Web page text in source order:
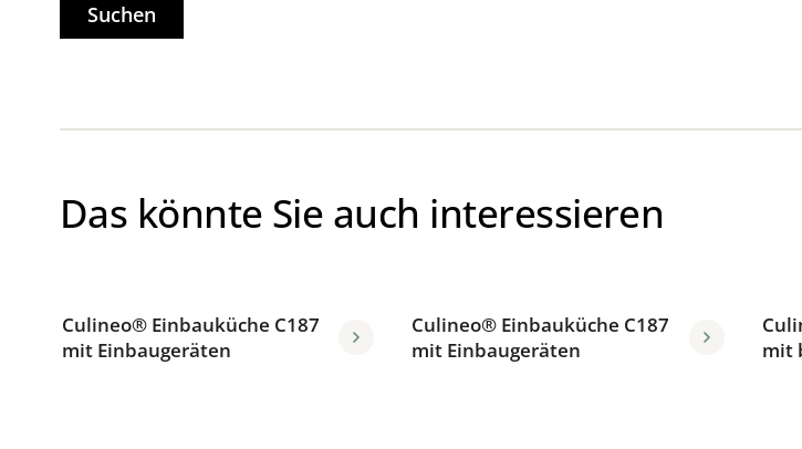
Suchen
Das könnte Sie auch interessieren
Culineo® Einbauküche C187
mit Einbaugeräten
Culineo® Einbauküche C187
mit Einbaugeräten
mit